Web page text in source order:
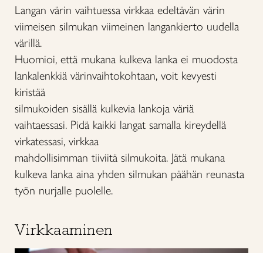
Langan värin vaihtuessa virkkaa edeltävän värin
viimeisen silmukan viimeinen langankierto uudella
värillä.
Huomioi, että mukana kulkeva lanka ei muodosta
lankalenkkiä värinvaihtokohtaan, voit kevyesti
kiristää
silmukoiden sisällä kulkevia lankoja väriä
vaihtaessasi. Pidä kaikki langat samalla kireydellä
virkatessasi, virkkaa
mahdollisimman tiiviitä silmukoita. Jätä mukana
kulkeva lanka aina yhden silmukan päähän reunasta
työn nurjalle puolelle.
Virkkaaminen